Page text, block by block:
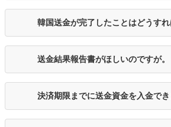
韓国送金が完了したことはどうすれ
送金結果報告書がほしいのですが。
決済期限までに送金資金を入金でき